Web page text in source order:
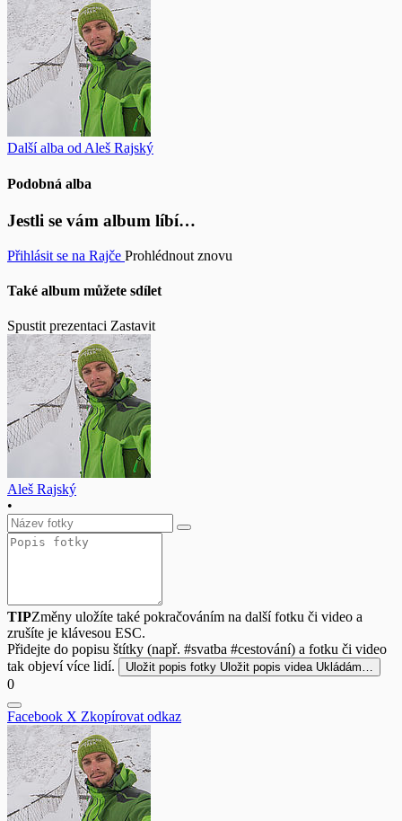
Další alba od Aleš Rajský
Podobná alba
Jestli se vám album líbí…
Přihlásit se na Rajče Prohlédnout znovu
Také album můžete sdílet
Spustit prezentaci Zastavit
Aleš Rajský
•
TIPZměny uložíte také pokračováním na další fotku či video a
zrušíte je klávesou ESC.
Přidejte do popisu štítky (např. #svatba #cestování) a fotku či video
tak objeví více lidí.
Uložit popis fotky Uložit popis videa Ukládám…
0
Facebook X Zkopírovat odkaz